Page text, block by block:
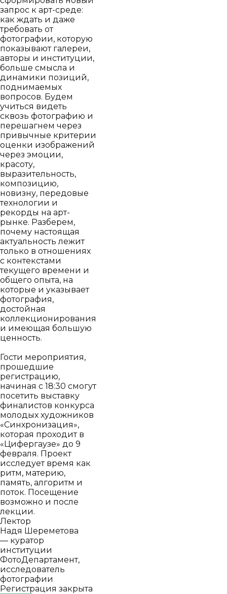
запрос к арт-среде:
как ждать и даже
требовать от
фотографии, которую
показывают галереи,
авторы и институции,
больше смысла и
динамики позиций,
поднимаемых
вопросов. Будем
учиться видеть
сквозь фотографию и
перешагнем через
привычные критерии
оценки изображений
через эмоции,
красоту,
выразительность,
композицию,
новизну, передовые
технологии и
рекорды на арт-
рынке. Разберем,
почему настоящая
актуальность лежит
только в отношениях
с контекстами
текущего времени и
общего опыта, на
которые и указывает
фотография,
достойная
коллекционирования
и имеющая большую
ценность.
Гости мероприятия,
прошедшие
регистрацию,
начиная с 18:30 смогут
посетить выставку
финалистов конкурса
молодых художников
«Синхронизация»,
которая проходит в
«Цифергаузе» до 9
февраля. Проект
исследует время как
ритм, материю,
память, алгоритм и
поток. Посещение
возможно и после
лекции.
Лектор
Надя Шереметова
— куратор
институции
ФотоДепартамент,
исследователь
фотографии
Регистрация закрыта